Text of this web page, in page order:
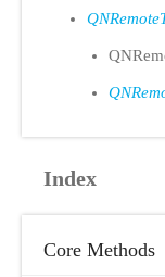
Index
Core Methods